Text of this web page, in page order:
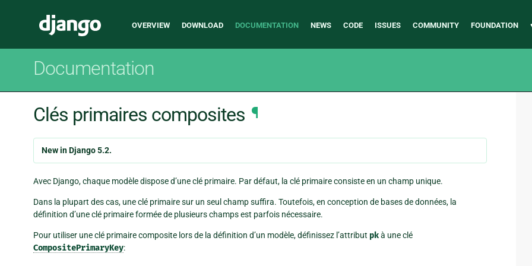
Django
Main
OVERVIEW DOWNLOAD DOCUMENTATION NEWS CODE ISSUES COMMUNITY FOUNDATION
Documentation
Clés primaires composites ¶
New in Django 5.2.
Avec Django, chaque modèle dispose d’une clé primaire. Par défaut, la clé primaire consiste en un champ unique.
Dans la plupart des cas, une clé primaire sur un seul champ suffira. Toutefois, en conception de bases de données, la
définition d’une clé primaire formée de plusieurs champs est parfois nécessaire.
Pour utiliser une clé primaire composite lors de la définition d’un modèle, définissez l’attribut pkà une clé
CompositePrimaryKey: